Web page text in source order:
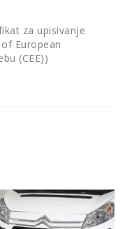
za upisivanje
European
(CEE))